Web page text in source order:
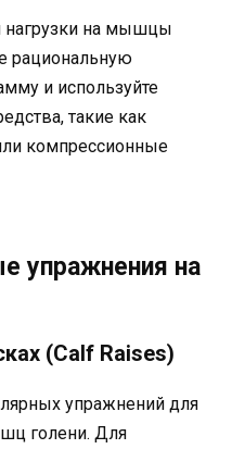
нагрузки на мышцы
рациональную
и используйте
такие как
компрессионные
упражнения на
(Calf Raises)
упражнений для
голени. Для